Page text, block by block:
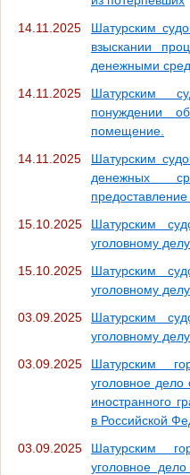
14.11.2025
Шатурским
взыскании
денежными
14.11.2025
Шатурским
понуждении
помещение.
14.11.2025
Шатурским
денежных
предоставление
15.10.2025
Шатурским
уголовному
15.10.2025
Шатурским
уголовному
03.09.2025
Шатурским
уголовному
03.09.2025
Шатурским
уголовное дело
иностранного
в Российской
03.09.2025
Шатурским
уголовное